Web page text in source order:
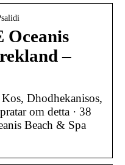
–
Dhodhekanisos,
om detta · 38
Beach & Spa